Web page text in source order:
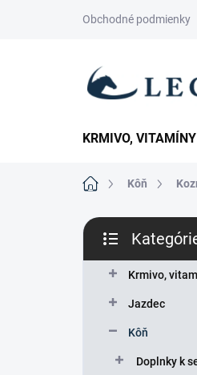
Obchodné podmienky
KRMIVO,
DomovKôň
B
č
kategórie
Krmivo,
Jazdec
Kôň
Doplnky k